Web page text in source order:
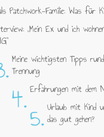
Patchwork-Familie: Was für
„Mein Ex und ich
Meine wichtigsten Tipps
Trennung
4. Erfahrungen mit dem
5. Urlaub mit Kind
das gut gehen?